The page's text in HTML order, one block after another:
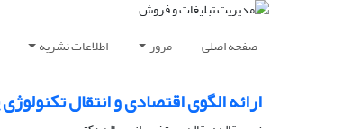
صفحه اصلی مرور اطلاعات نشریه
ارائه الگوی اقتصادی و انتقال